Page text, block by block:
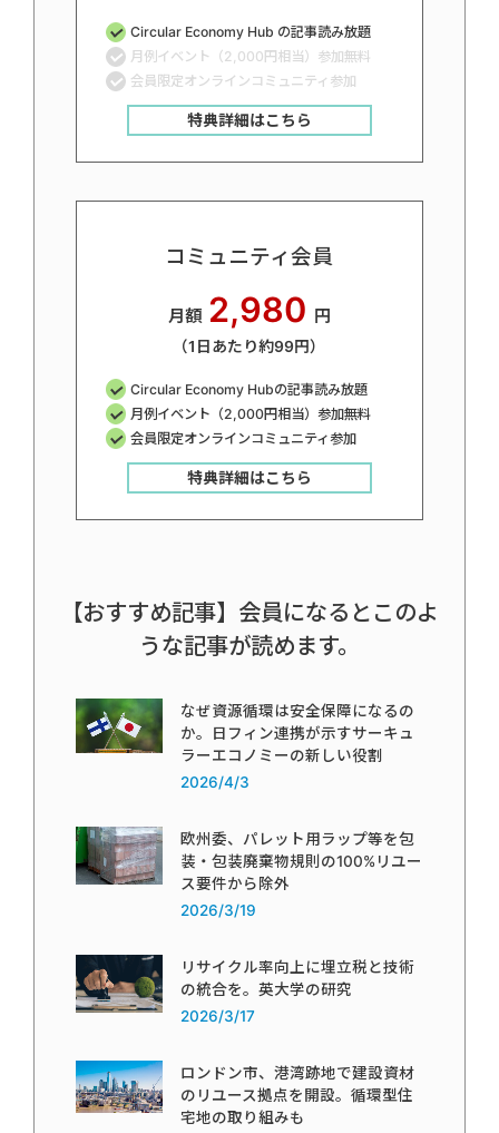
Circular Economy Hub の記事読み放題
月例イベント（2,000円相当）参加無料
会員限定オンラインコミュニティ参加
特典詳細はこちら
コミュニティ会員
月額 2,980 円
（1日あたり約99円）
Circular Economy Hubの記事読み放題
月例イベント（2,000円相当）参加無料
会員限定オンラインコミュニティ参加
特典詳細はこちら
【おすすめ記事】会員になるとこのよ
うな記事が読めます。
なぜ資源循環は安全保障になるの
か。日フィン連携が示すサーキュ
ラーエコノミーの新しい役割
2026/4/3
欧州委、パレット用ラップ等を包
装・包装廃棄物規則の100%リユー
ス要件から除外
2026/3/19
リサイクル率向上に埋立税と技術
の統合を。英大学の研究
2026/3/17
ロンドン市、港湾跡地で建設資材
のリユース拠点を開設。循環型住
宅地の取り組みも